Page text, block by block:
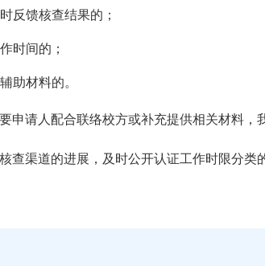
反馈核查结果的；
时间的；
助材料的。
申请人配合联络校方或补充提供相关材料，
查渠道的进展，及时公开认证工作时限分类